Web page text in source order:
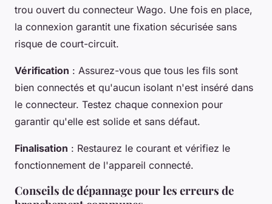
trou ouvert du connecteur Wago. Une fois en place,
la connexion garantit une fixation sécurisée sans
risque de court-circuit.
Vérification : Assurez-vous que tous les fils sont
bien connectés et qu'aucun isolant n'est inséré dans
le connecteur. Testez chaque connexion pour
garantir qu'elle est solide et sans défaut.
Finalisation : Restaurez le courant et vérifiez le
fonctionnement de l'appareil connecté.
Conseils de dépannage pour les erreurs de